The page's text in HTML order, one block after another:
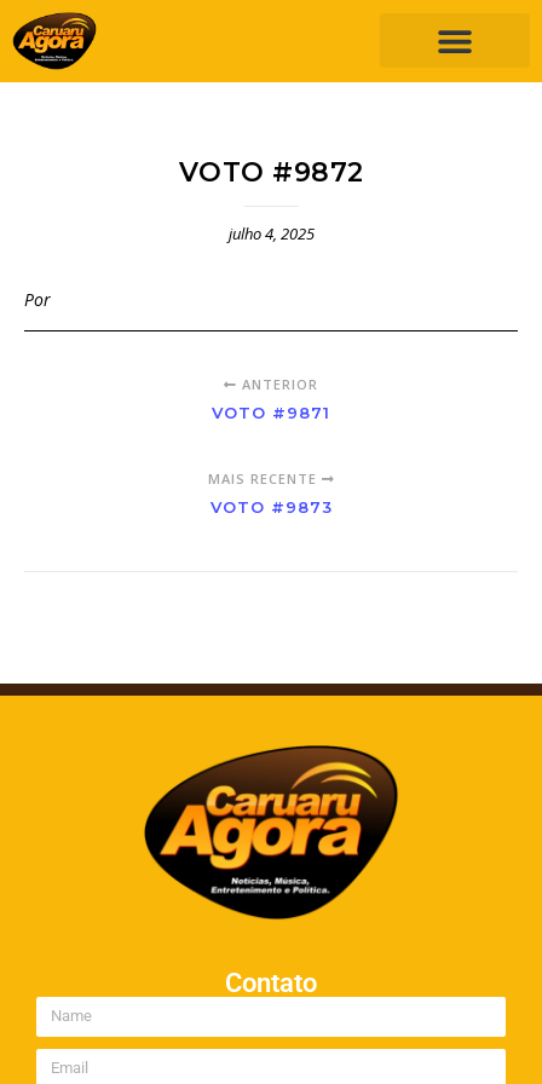
VOTO #9872
julho 4, 2025
Por
ANTERIOR
VOTO #9871
MAIS RECENTE
VOTO #9873
Contato